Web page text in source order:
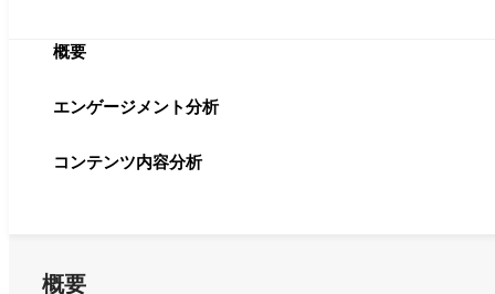
概要
エンゲージメント分析
コンテンツ内容分析
概要